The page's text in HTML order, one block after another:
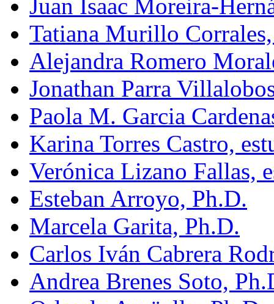
Juan Isaac Moreira-
Tatiana Murillo
Alejandra Romero
Jonathan Parra
Paola M. Garcia
Karina Torres Castro,
Verónica Lizano Fallas,
Esteban Arroyo, Ph.D.
Marcela Garita, Ph.D.
Carlos Iván Cabrera
Andrea Brenes Soto,